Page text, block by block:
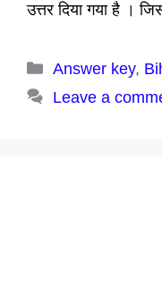
उत्तर दिया गया है ।
Categories
Answer key,
Leave a